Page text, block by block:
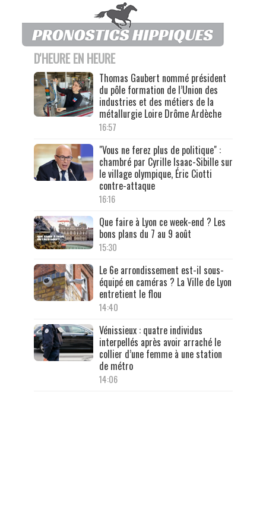
D'HEURE EN HEURE
Thomas Gaubert nommé président
du pôle formation de l’Union des
industries et des métiers de la
métallurgie Loire Drôme Ardèche
16:57
"Vous ne ferez plus de politique" :
chambré par Cyrille Isaac-Sibille sur
le village olympique, Éric Ciotti
contre-attaque
16:16
Que faire à Lyon ce week-end ? Les
bons plans du 7 au 9 août
15:30
Le 6e arrondissement est-il sous-
équipé en caméras ? La Ville de Lyon
entretient le flou
14:40
Vénissieux : quatre individus
interpellés après avoir arraché le
collier d’une femme à une station
de métro
14:06